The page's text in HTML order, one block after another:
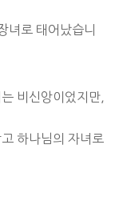
녀로 태어났습니
비신앙이었지만,
하나님의 자녀로